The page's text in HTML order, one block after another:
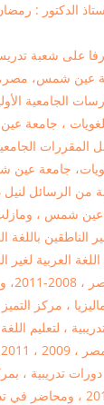
الدكتور :
خريف 2011 ، كما كنت مشرفا
عين شمس،
الجامعية
، جامعة
: تشمل المقررات
جامعة
من الرسائل
عين شمس ،
باللغة
العربية لغير
مركز الخدمة
، مركز التميز
، دورات تدريبية ،
تدريبية ،
العامة وتنمية المجتمع ، جامعة عين شمس،